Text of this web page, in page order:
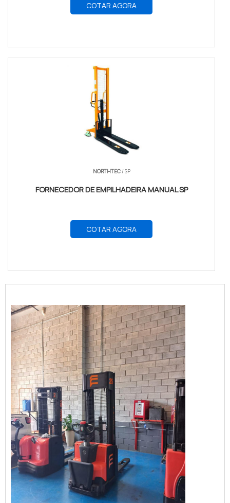
COTAR AGORA
NORTHTEC/ SP
FORNECEDOR DE EMPILHADEIRA MANUAL SP
COTAR AGORA